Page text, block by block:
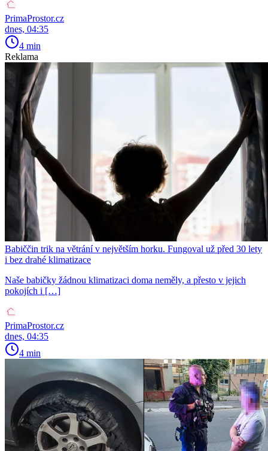
PrimaProstor.cz
dnes, 04:35
4 min
Reklama
Babiččin trik na větrání v největším horku. Fungoval už před 30 lety
i bez drahé klimatizace
Naše babičky žádnou klimatizaci doma neměly, a přesto v jejich
pokojích i […]
PrimaProstor.cz
dnes, 04:35
4 min